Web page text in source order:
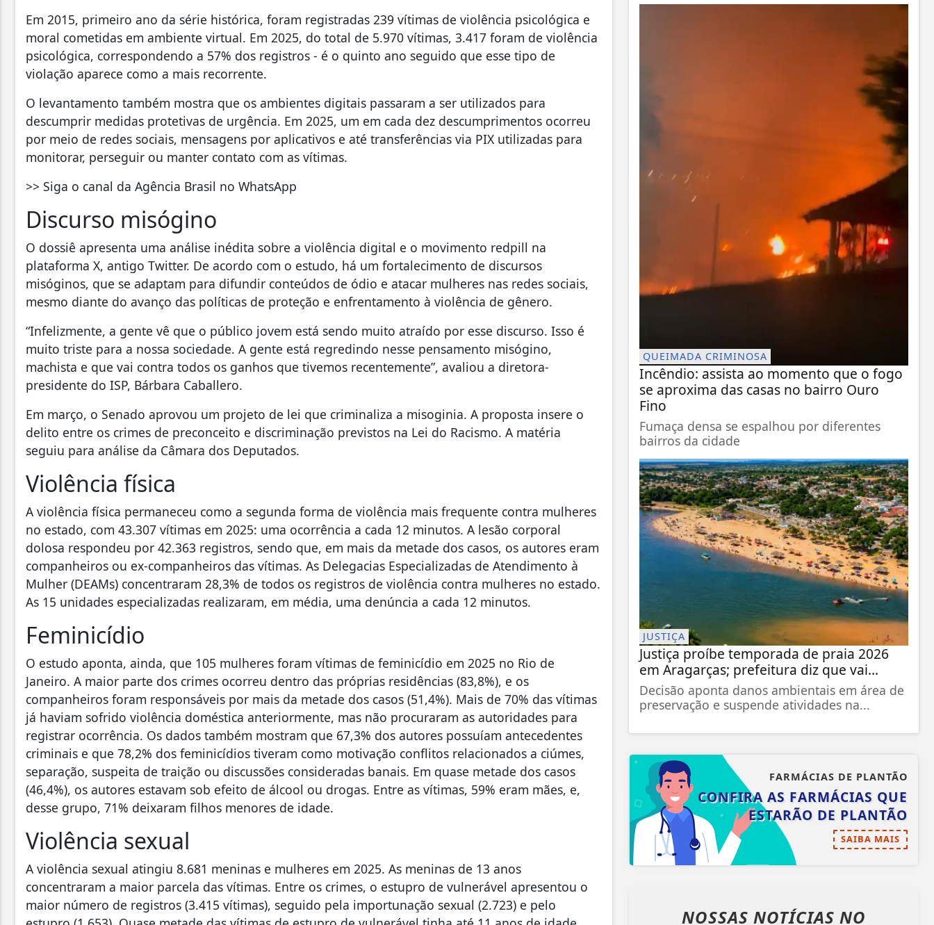
Em 2015, primeiro ano da série histórica, foram registradas 239 vítimas de violência psicológica e
moral cometidas em ambiente virtual. Em 2025, do total de 5.970 vítimas, 3.417 foram de violência
psicológica, correspondendo a 57% dos registros - é o quinto ano seguido que esse tipo de
violação aparece como a mais recorrente.
O levantamento também mostra que os ambientes digitais passaram a ser utilizados para
descumprir medidas protetivas de urgência. Em 2025, um em cada dez descumprimentos ocorreu
por meio de redes sociais, mensagens por aplicativos e até transferências via PIX utilizadas para
monitorar, perseguir ou manter contato com as vítimas.
>> Siga o canal da Agência Brasil no WhatsApp
Discurso misógino
O dossiê apresenta uma análise inédita sobre a violência digital e o movimento redpill na
plataforma X, antigo Twitter. De acordo com o estudo, há um fortalecimento de discursos
misóginos, que se adaptam para difundir conteúdos de ódio e atacar mulheres nas redes sociais,
mesmo diante do avanço das políticas de proteção e enfrentamento à violência de gênero.
“Infelizmente, a gente vê que o público jovem está sendo muito atraído por esse discurso. Isso é
muito triste para a nossa sociedade. A gente está regredindo nesse pensamento misógino,
machista e que vai contra todos os ganhos que tivemos recentemente”, avaliou a diretora-
presidente do ISP, Bárbara Caballero.
Em março, o Senado aprovou um projeto de lei que criminaliza a misoginia. A proposta insere o
delito entre os crimes de preconceito e discriminação previstos na Lei do Racismo. A matéria
seguiu para análise da Câmara dos Deputados.
Violência física
A violência física permaneceu como a segunda forma de violência mais frequente contra mulheres
no estado, com 43.307 vítimas em 2025: uma ocorrência a cada 12 minutos. A lesão corporal
dolosa respondeu por 42.363 registros, sendo que, em mais da metade dos casos, os autores eram
companheiros ou ex-companheiros das vítimas. As Delegacias Especializadas de Atendimento à
Mulher (DEAMs) concentraram 28,3% de todos os registros de violência contra mulheres no estado.
As 15 unidades especializadas realizaram, em média, uma denúncia a cada 12 minutos.
Feminicídio
O estudo aponta, ainda, que 105 mulheres foram vítimas de feminicídio em 2025 no Rio de
Janeiro. A maior parte dos crimes ocorreu dentro das próprias residências (83,8%), e os
companheiros foram responsáveis por mais da metade dos casos (51,4%). Mais de 70% das vítimas
já haviam sofrido violência doméstica anteriormente, mas não procuraram as autoridades para
registrar ocorrência. Os dados também mostram que 67,3% dos autores possuíam antecedentes
criminais e que 78,2% dos feminicídios tiveram como motivação conflitos relacionados a ciúmes,
separação, suspeita de traição ou discussões consideradas banais. Em quase metade dos casos
(46,4%), os autores estavam sob efeito de álcool ou drogas. Entre as vítimas, 59% eram mães, e,
desse grupo, 71% deixaram filhos menores de idade.
Violência sexual
A violência sexual atingiu 8.681 meninas e mulheres em 2025. As meninas de 13 anos
concentraram a maior parcela das vítimas. Entre os crimes, o estupro de vulnerável apresentou o
maior número de registros (3.415 vítimas), seguido pela importunação sexual (2.723) e pelo
QUEIMADA CRIMINOSA
Incêndio: assista ao momento que o fogo
se aproxima das casas no bairro Ouro
Fino
Fumaça densa se espalhou por diferentes
bairros da cidade
JUSTIÇA
Justiça proíbe temporada de praia 2026
em Aragarças; prefeitura diz que vai...
Decisão aponta danos ambientais em área de
preservação e suspende atividades na...
FARMÁCIAS DE PLANTÃO
CONFIRA AS FARMÁCIAS QUE
ESTARÃO DE PLANTÃO
SAIBA MAIS
NOSSAS NOTÍCIAS NO